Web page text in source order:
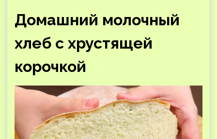
Домашний молочный
хлеб с хрустящей
корочкой